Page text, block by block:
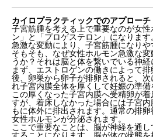
カイロプラクティックでのアプローチ
子宮筋腫を考える上で重要なのが女
ン」と「プロゲステロン」になりま
急激な変動により、子宮筋腫になりや
そもそも、なぜ女性ホルモン急激な
うか？それは脳と体を繋いでいる神経
まず、エストロゲンの働きによって
後、卵巣から卵子が排卵されると、
れ子宮内膜全体を厚くして妊娠の準備
この厚くなった子宮内膜へ受精卵が
すが、着床しなかった場合には子宮
もに体外に排出されます。通常の排
女性ホルモンが分泌されます。
ここで重要なことは、脳が神経を通